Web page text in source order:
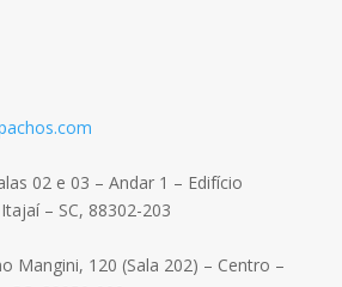
02 e 03 – Andar 1 – Edifício
– SC, 88302-203
Mangini, 120 (Sala 202) – Centro –